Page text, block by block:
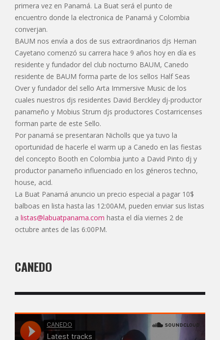
primera vez en Panamá. La Buat será el punto de
encuentro donde la electronica de Panamá y Colombia
converjan.
BAUM nos envía a dos de sus extraordinarios djs Hernan
Cayetano comenzó su carrera hace 9 años hoy en día es
residente y fundador del club nocturno BAUM, Canedo
residente de BAUM forma parte de los sellos Half Seas
Over y fundador del sello Arta Immersive Music de los
cuales nuestros djs residentes David Berckley dj-productor
panameño y Mobius Strum djs productores Costarricenses
forman parte de este Sello.
Por panamá se presentaran Nicholls que ya tuvo la
oportunidad de hacerle el warm up a Canedo en las fiestas
del concepto Booth en Colombia junto a David Pinto dj y
productor panameño influenciado en los géneros techno,
house, acid.
La Buat Panamá anuncio un precio especial a pagar 10$
balboas en lista hasta las 12:00AM, pueden enviar sus listas
a listas@labuatpanama.com hasta el día viernes 2 de
octubre antes de las 6:00PM.
CANEDO